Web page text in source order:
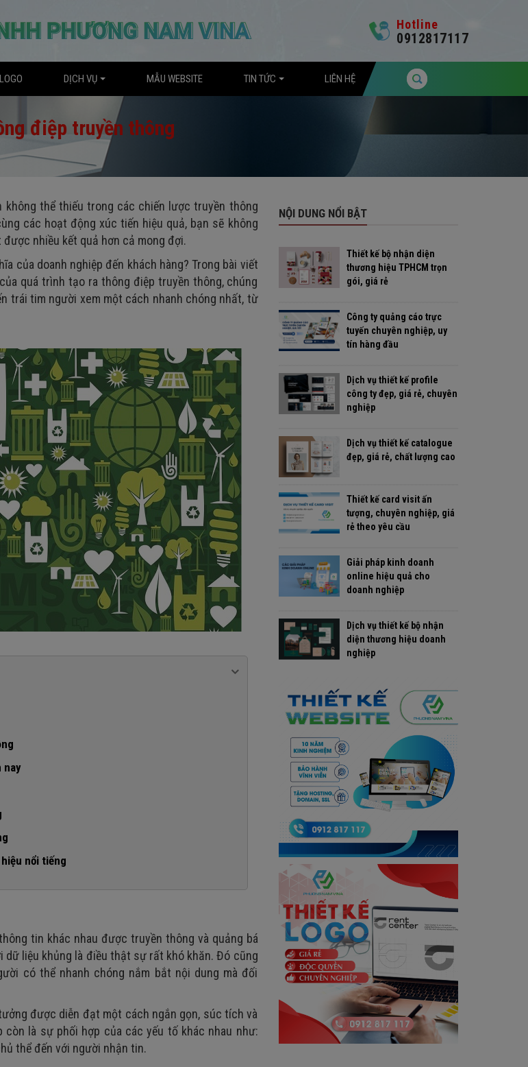
Hotline
0912817117
DỊCH VỤ MẪU WEBSITE TIN TỨC LIÊN HỆ
điệp truyền thông
thể thiếu trong các chiến lược truyền thông
các hoạt động xúc tiến hiệu quả, bạn sẽ không
nhiều kết quả hơn cả mong đợi.
của doanh nghiệp đến khách hàng? Trong bài viết
quá trình tạo ra thông điệp truyền thông, chúng
trái tim người xem một cách nhanh chóng nhất, từ
nay
nổi tiếng
tin khác nhau được truyền thông và quảng bá
dữ liệu khủng là điều thật sự rất khó khăn. Đó cũng
có thể nhanh chóng nắm bắt nội dung mà đối
được diễn đạt một cách ngắn gọn, súc tích và
là sự phối hợp của các yếu tố khác nhau như:
thể đến với người nhận tin.
NỘI DUNG NỔI BẬT
Thiết kế bộ nhận diện
thương hiệu TPHCM trọn
gói, giá rẻ
Công ty quảng cáo trực
tuyến chuyên nghiệp, uy
tín hàng đầu
Dịch vụ thiết kế profile
công ty đẹp, giá rẻ, chuyên
nghiệp
Dịch vụ thiết kế catalogue
đẹp, giá rẻ, chất lượng cao
Thiết kế card visit ấn
tượng, chuyên nghiệp, giá
rẻ theo yêu cầu
Giải pháp kinh doanh
online hiệu quả cho
doanh nghiệp
Dịch vụ thiết kế bộ nhận
diện thương hiệu doanh
nghiệp